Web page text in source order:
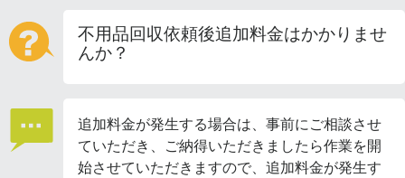
不用品回収依頼後追加料金はかかりませ
んか？
追加料金が発生する場合は、事前にご相談させ
ていただき、ご納得いただきましたら作業を開
始させていただきますので、追加料金が発生す